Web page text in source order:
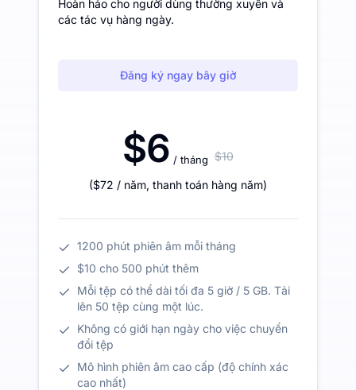
Hoàn hảo cho người dùng thường xuyên và
các tác vụ hàng ngày.
Đăng ký ngay bây giờ
$6 / tháng $10
($72 / năm, thanh toán hàng năm)
1200 phút phiên âm mỗi tháng
$10 cho 500 phút thêm
Mỗi tệp có thể dài tối đa 5 giờ / 5 GB. Tải
lên 50 tệp cùng một lúc.
Không có giới hạn ngày cho việc chuyển
đổi tệp
Mô hình phiên âm cao cấp (độ chính xác
cao nhất)